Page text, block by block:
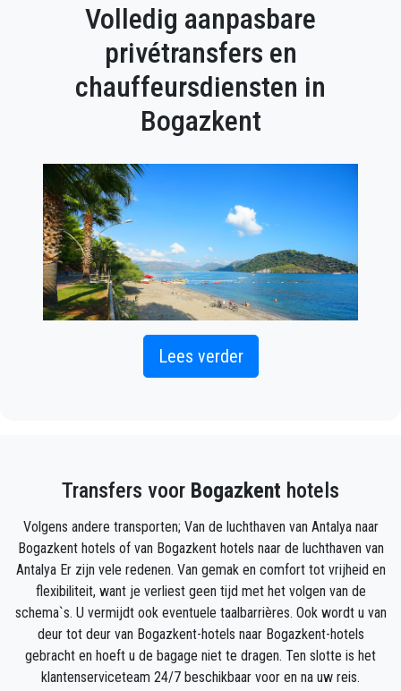
Volledig aanpasbare
privétransfers en
chauffeursdiensten in
Bogazkent
werk voor u. Vraag eenvoudig een ophaalservice aan
voor een privétaxi op de luchthaven van Antalya naar
Bogazkent (wat zowel online als telefonisch kan) en
u zult een chauffeur ontmoeten buiten de
aankomsthal met uw naam op een bord geschreven
wanneer uw vliegtuig arriveert.
Vermeld gewoon de juiste vluchtinformatie, uw naam
en mobiele telefoonnummer, en het
Lees verder
Transfers voor Bogazkent hotels
Volgens andere transporten; Van de luchthaven van Antalya naar
Bogazkent hotels of van Bogazkent hotels naar de luchthaven van
Antalya Er zijn vele redenen. Van gemak en comfort tot vrijheid en
flexibiliteit, want je verliest geen tijd met het volgen van de
schema`s. U vermijdt ook eventuele taalbarrières. Ook wordt u van
deur tot deur van Bogazkent-hotels naar Bogazkent-hotels
gebracht en hoeft u de bagage niet te dragen. Ten slotte is het
klantenserviceteam 24/7 beschikbaar voor en na uw reis.